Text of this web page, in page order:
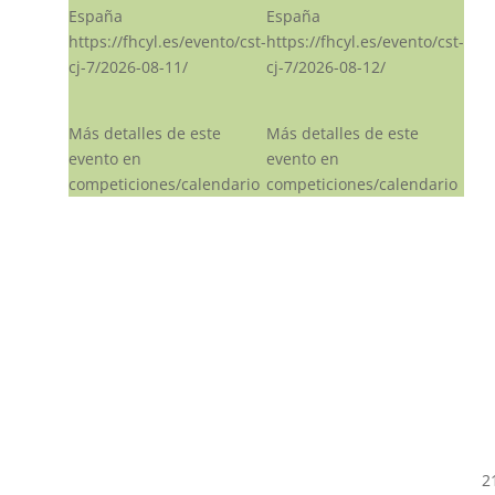
España
https://fhcyl.es/evento/cst-
cj-7/2026-08-11/
Más detalles de este
evento en
competiciones/calendario
España
https://fhcyl.es/evento/cst-
cj-7/2026-08-12/
Más detalles de este
evento en
competiciones/calendario